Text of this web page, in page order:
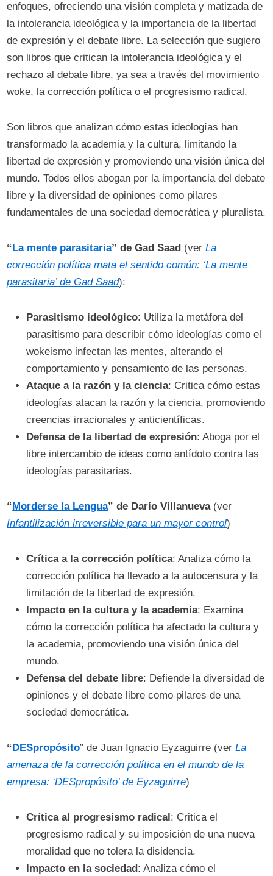
enfoques, ofreciendo una visión completa y matizada de
la intolerancia ideológica y la importancia de la libertad
de expresión y el debate libre. La selección que sugiero
son libros que critican la intolerancia ideológica y el
rechazo al debate libre, ya sea a través del movimiento
woke, la corrección política o el progresismo radical.
Son libros que analizan cómo estas ideologías han
transformado la academia y la cultura, limitando la
libertad de expresión y promoviendo una visión única del
mundo. Todos ellos abogan por la importancia del debate
libre y la diversidad de opiniones como pilares
fundamentales de una sociedad democrática y pluralista.
“ La mente parasitaria” de Gad Saad (verLa
corrección política mata el sentido común: ‘La mente
parasitaria’ de Gad Saad):
Parasitismo ideológico: Utiliza la metáfora del
parasitismo para describir cómo ideologías como el
wokeismo infectan las mentes, alterando el
comportamiento y pensamiento de las personas.
Ataque a la razón y la ciencia: Critica cómo estas
ideologías atacan la razón y la ciencia, promoviendo
creencias irracionales y anticientíficas.
Defensa de la libertad de expresión: Aboga por el
libre intercambio de ideas como antídoto contra las
ideologías parasitarias.
“ Morderse la Lengua” de Darío Villanueva(ver
Infantilización irreversible para un mayor control)
Crítica a la corrección política: Analiza cómo la
corrección política ha llevado a la autocensura y la
limitación de la libertad de expresión.
Impacto en la cultura y la academia: Examina
cómo la corrección política ha afectado la cultura y
la academia, promoviendo una visión única del
mundo.
Defensa del debate libre: Defiende la diversidad de
opiniones y el debate libre como pilares de una
sociedad democrática.
“ DESpropósito” de Juan Ignacio Eyzaguirre (verLa
amenaza de la corrección política en el mundo de la
empresa: ‘DESpropósito’ de Eyzaguirre)
Crítica al progresismo radical : Critica el
progresismo radical y su imposición de una nueva
moralidad que no tolera la disidencia.
Impacto en la sociedad : Analiza cómo el